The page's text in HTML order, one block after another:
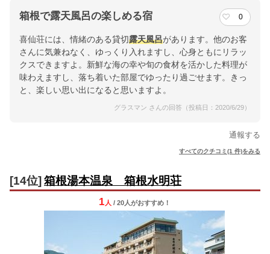
箱根で露天風呂の楽しめる宿 0
喜仙荘には、情緒のある貸切露天風呂があります。他のお客
さんに気兼ねなく、ゆっくり入れますし、心身ともにリラッ
クスできますよ。新鮮な海の幸や旬の食材を活かした料理が
味わえますし、落ち着いた部屋でゆったり過ごせます。きっ
と、楽しい思い出になると思いますよ。
グラスマン さんの回答（投稿日：2020/6/29）
通報する
すべてのクチコミ(1 件)をみる
[14位] 箱根湯本温泉 箱根水明荘
1 人 / 20人がおすすめ！